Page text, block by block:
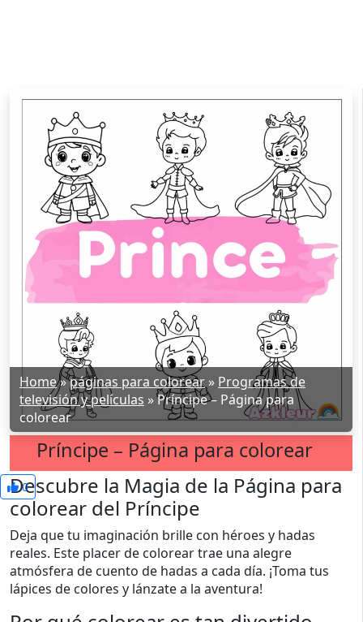
Home»páginas para colorear » Programas de
televisión y películas »Príncipe – Página para
colorear
Príncipe – Página para colorear
0
Descubre la Magia de la Página para
colorear del Príncipe
Deja que tu imaginación brille con héroes y hadas
reales. Este placer de colorear trae una alegre
atmósfera de cuento de hadas a cada día. ¡Toma tus
lápices de colores y lánzate a la aventura!